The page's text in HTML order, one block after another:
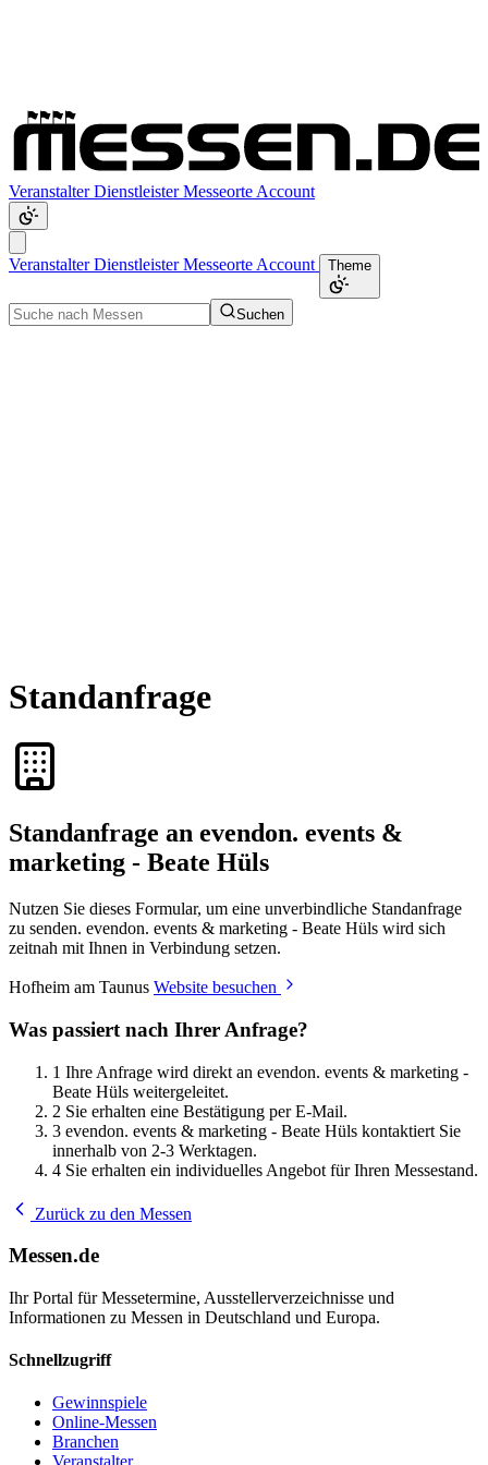
VeranstalterDienstleisterMesseorte Account
VeranstalterDienstleisterMesseorte Account Theme
Suchen
Standanfrage
Standanfrage an evendon. events &
marketing - Beate Hüls
Nutzen Sie dieses Formular, um eine unverbindliche Standanfrage
zu senden. evendon. events & marketing - Beate Hüls wird sich
zeitnah mit Ihnen in Verbindung setzen.
Hofheim am Taunus Website besuchen
Was passiert nach Ihrer Anfrage?
1 Ihre Anfrage wird direkt an evendon. events & marketing -
Beate Hüls weitergeleitet.
2 Sie erhalten eine Bestätigung per E-Mail.
3 evendon. events & marketing - Beate Hüls kontaktiert Sie
innerhalb von 2-3 Werktagen.
4 Sie erhalten ein individuelles Angebot für Ihren Messestand.
Zurück zu den Messen
Messen.de
Ihr Portal für Messetermine, Ausstellerverzeichnisse und
Informationen zu Messen in Deutschland und Europa.
Schnellzugriff
Gewinnspiele
Online-Messen
Branchen